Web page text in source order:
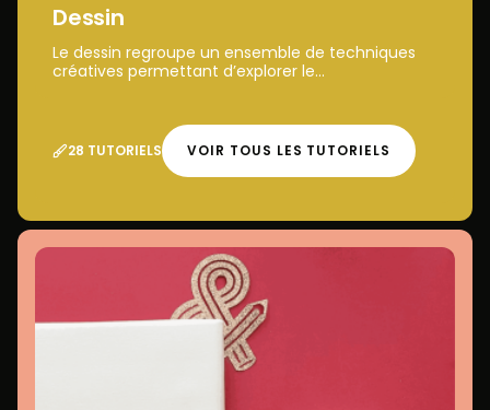
Dessin
Le dessin regroupe un ensemble de techniques
créatives permettant d’explorer le...
28 TUTORIELS VOIR TOUS LES TUTORIELS